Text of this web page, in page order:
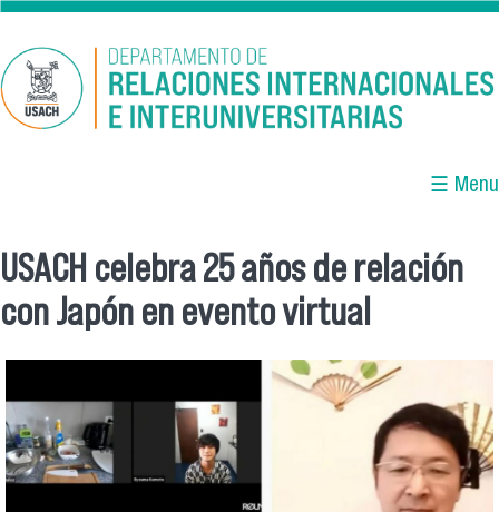
Pasar al contenido principal
☰ Menu
Se encuentra usted aquí
USACH celebra 25 años de relación
con Japón en evento virtual